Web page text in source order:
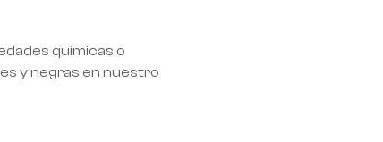
químicas o
y negras en nuestro